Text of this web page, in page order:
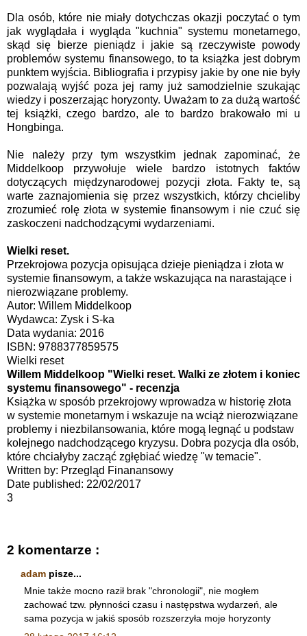
Dla osób, które nie miały dotychczas okazji poczytać o tym
jak wyglądała i wygląda "kuchnia" systemu monetarnego,
skąd się bierze pieniądz i jakie są rzeczywiste powody
problemów systemu finansowego, to ta książka jest dobrym
punktem wyjścia. Bibliografia i przypisy jakie by one nie były
pozwalają wyjść poza jej ramy już samodzielnie szukając
wiedzy i poszerzając horyzonty. Uważam to za dużą wartość
tej książki, czego bardzo, ale to bardzo brakowało mi u
Hongbinga.
Nie należy przy tym wszystkim jednak zapominać, że
Middelkoop przywołuje wiele bardzo istotnych faktów
dotyczących międzynarodowej pozycji złota. Fakty te, są
warte zaznajomienia się przez wszystkich, którzy chcieliby
zrozumieć rolę złota w systemie finansowym i nie czuć się
zaskoczeni nadchodzącymi wydarzeniami.
Wielki reset.
Przekrojowa pozycja opisująca dzieje pieniądza i złota w
systemie finansowym, a także wskazująca na narastające i
nierozwiązane problemy.
Autor: Willem Middelkoop
Wydawca: Zysk i S-ka
Data wydania: 2016
ISBN: 9788377859575
Wielki reset
Willem Middelkoop "Wielki reset. Walki ze złotem i koniec
systemu finansowego" - recenzja
Książka w sposób przekrojowy wprowadza w historię złota
w systemie monetarnym i wskazuje na wciąż nierozwiązane
problemy i niezbilansowania, które mogą legnąć u podstaw
kolejnego nadchodzącego kryzysu. Dobra pozycja dla osób,
które chciałyby zacząć zgłębiać wiedzę "w temacie".
Written by: Przegląd Finanansowy
Date published: 22/02/2017
3
2 komentarze :
adam pisze...
Mnie także mocno raził brak "chronologii", nie mogłem
zachować tzw. płynności czasu i następstwa wydarzeń, ale
sama pozycja w jakiś sposób rozszerzyła moje horyzonty